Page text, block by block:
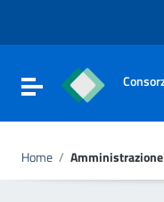
Vai al footer
Attiva / disattiva la
Home /